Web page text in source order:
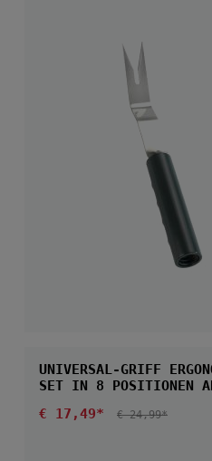
UNIVERSAL-GRIFF
SET IN 8 POSITIONEN
Verkaufspreis:
€ 17,49* REGULÄRER PREIS:
€ 24,99*